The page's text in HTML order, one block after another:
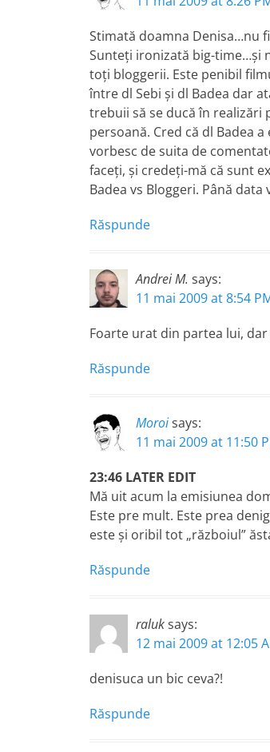
Stimată doamna Denisa…nu
Sunteţi ironizată big-time…şi
toţi bloggerii. Este penibil
între dl Sebi şi dl Badea dar
trebuii să se ducă în
persoană. Cred că dl Badea
vorbesc de suita de
faceţi, şi credeţi-mă că sunt
Badea vs Bloggeri. Până data
Răspunde
Andrei M. says:
11 mai 2009 at 8:54
Foarte urat din partea lui, dar
Răspunde
Moroisays:
11 mai 2009 at 11:50
23:46 LATER EDIT
Mă uit acum la emisiunea
Este pre mult. Este prea
este şi oribil tot „războiul”
Răspunde
raluksays:
12 mai 2009 at 12:05
denisuca un bic ceva?!
Răspunde